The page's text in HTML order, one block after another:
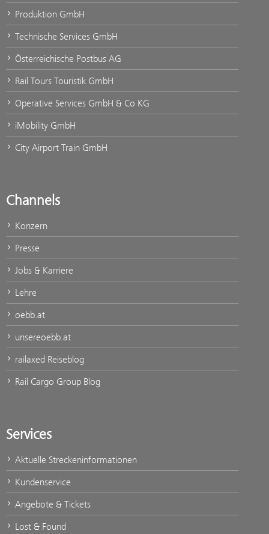
Produktion GmbH
Technische Services GmbH
Österreichische Postbus AG
Rail Tours Touristik GmbH
Operative Services GmbH & Co KG
iMobility GmbH
City Airport Train GmbH
Channels
Konzern
Presse
Jobs & Karriere
Lehre
oebb.at
unsereoebb.at
railaxed Reiseblog
Rail Cargo Group Blog
Services
Aktuelle Streckeninformationen
Kundenservice
Angebote & Tickets
Lost & Found